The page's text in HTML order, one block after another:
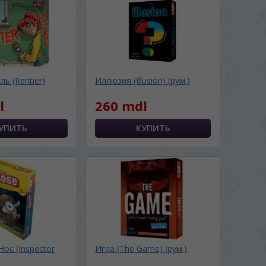
(Rentier)
Иллюзия (Illusion) (рум.)
260 mdl
(Inspector
Игра (The Game) (рум.)